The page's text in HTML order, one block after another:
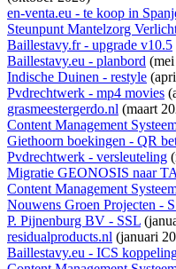
en-venta.eu - te koop in
Steunpunt Mantelzorg
Baillestavy.fr - upgrade v10.5
Baillestavy.eu - planbord
Indische Duinen - restyle
Pvdrechtwerk - mp4 movies
grasmeestergerdo.nl (maart
Content Management
Giethoorn boekingen - QR
Pvdrechtwerk - versleuteling
Migratie GEONOSIS naar
Content Management
Nouwens Groen Projecten -
P. Pijnenburg BV - SSL
residualproducts.nl (januari
Baillestavy.eu - ICS